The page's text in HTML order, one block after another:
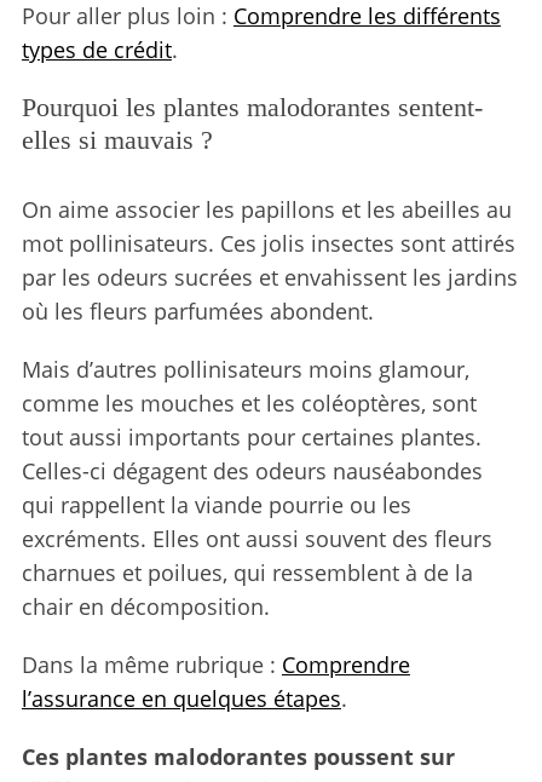
Pour aller plus loin : Comprendre les différents
types de crédit.
Pourquoi les plantes malodorantes sentent-
elles si mauvais ?
On aime associer les papillons et les abeilles au
mot pollinisateurs. Ces jolis insectes sont attirés
par les odeurs sucrées et envahissent les jardins
où les fleurs parfumées abondent.
Mais d’autres pollinisateurs moins glamour,
comme les mouches et les coléoptères, sont
tout aussi importants pour certaines plantes.
Celles-ci dégagent des odeurs nauséabondes
qui rappellent la viande pourrie ou les
excréments. Elles ont aussi souvent des fleurs
charnues et poilues, qui ressemblent à de la
chair en décomposition.
Dans la même rubrique : Comprendre
l’assurance en quelques étapes.
Ces plantes malodorantes poussent sur